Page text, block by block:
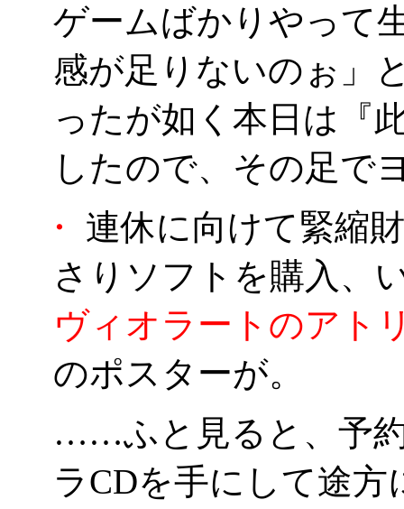
ゲームばかりやって
感が足りないのぉ」
ったが如く本日は『
したので、その足で
・
連休に向けて緊縮
さりソフトを購入
ヴィオラートのアト
のポスターが。
……ふと見ると、予
ラCDを手にして途